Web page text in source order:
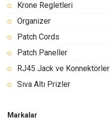
Krone Regletleri
Organizer
Patch Cords
Patch Paneller
RJ45 Jack ve Konnektörler
Sıva Altı Prizler
Markalar